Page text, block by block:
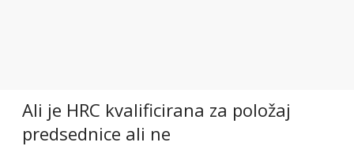
Ali je HRC kvalificirana za položaj
predsednice ali ne